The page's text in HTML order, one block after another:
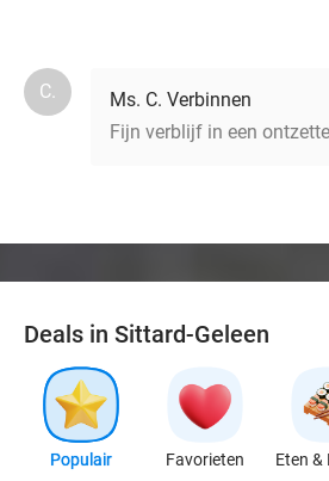
C.
Ms. C. Verbinnen
Fijn verblijf in een
Deals in Sittard-Geleen
Populair Favorieten Eten &